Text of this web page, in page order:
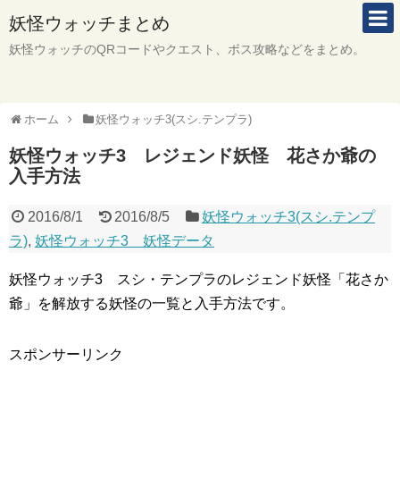
妖怪ウォッチまとめ
妖怪ウォッチのQRコードやクエスト、ボス攻略などをまとめ。
ホーム 妖怪ウォッチ3(スシ.テンプラ)
妖怪ウォッチ3 レジェンド妖怪 花さか爺の
入手方法
2016/8/1 2016/8/5
妖怪ウォッチ3(スシ.テンプ
ラ), 妖怪ウォッチ3 妖怪データ
妖怪ウォッチ3 スシ・テンプラのレジェンド妖怪「花さか
爺」を解放する妖怪の一覧と入手方法です。
スポンサーリンク